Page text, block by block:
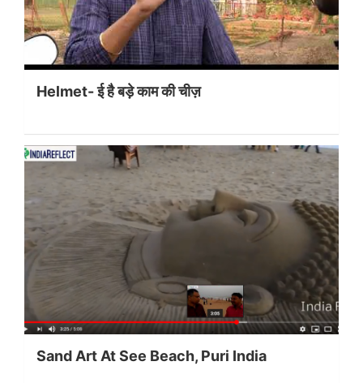
Helmet- ई है बड़े काम की चीज़
Sand Art At See Beach, Puri India